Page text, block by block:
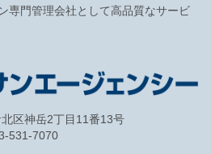
専門管理会社として高品質なサービ
区神岳2丁目11番13号
531-7070